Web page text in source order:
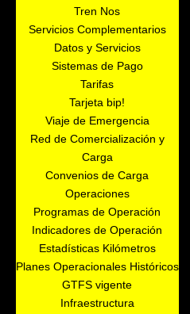
Tren Nos
Servicios Complementarios
Datos y Servicios
Sistemas de Pago
Tarifas
Tarjeta bip!
Viaje de Emergencia
Red de Comercialización y
Carga
Convenios de Carga
Operaciones
Programas de Operación
Indicadores de Operación
Estadísticas Kilómetros
Planes Operacionales Históricos
GTFS vigente
Infraestructura